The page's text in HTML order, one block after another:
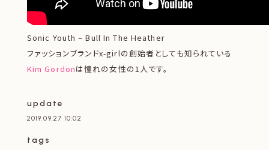
Sonic Youth – Bull In The Heather
ファッションブランドx-girlの創始者としても知られている
Kim Gordonは憧れの女性の1人です。
update
2019.09.27 10:02
tags